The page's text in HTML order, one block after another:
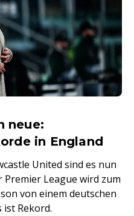
neue:
in England
United sind es nun
League wird zum
von einem deutschen
Rekord.